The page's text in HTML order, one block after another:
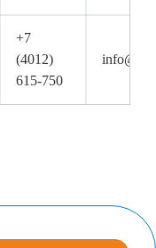
+7
(4012)
615-750